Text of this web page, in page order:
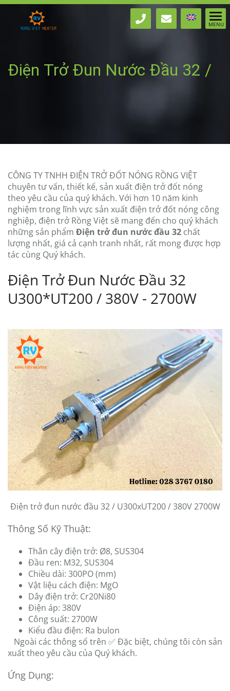
Điện Trở Đun Nước Đầu 32 /
CÔNG TY TNHH ĐIỆN TRỞ ĐỐT NÓNG RỒNG VIỆT
chuyên tư vấn, thiết kế, sản xuất điện trở đốt nóng
theo yêu cầu của quý khách. Với hơn 10 năm kinh
nghiệm trong lĩnh vực sản xuất điện trở đốt nóng công
nghiệp, điện trở Rồng Việt sẽ mang đến cho quý khách
những sản phẩm Điện trở đun nước đầu 32 chất
lượng nhất, giá cả cạnh tranh nhất, rất mong được hợp
tác cùng Quý khách.
Điện Trở Đun Nước Đầu 32
U300*UT200 / 380V - 2700W
Điện trở đun nước đầu 32 / U300xUT200 / 380V 2700W
Thông Số Kỹ Thuật:
Thân cây điện trở: Ø8, SUS304
Đầu ren: M32, SUS304
Chiều dài: 300PO (mm)
Vật liệu cách điện: MgO
Dây điện trở: Cr20Ni80
Điện áp: 380V
Công suất: 2700W
Kiểu đầu điện: Ra bulon
Ngoài các thông số trên ✅ Đặc biệt, chúng tôi còn sản
xuất theo yêu cầu của Quý khách.
Ứng Dụng: